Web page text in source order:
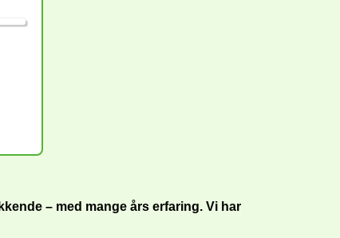
– med mange års erfaring. Vi har